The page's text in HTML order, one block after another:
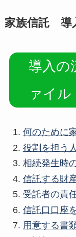
家族信託 導
導入
ァイル
何のために
役割を担う
相続発生時
信託する財
受託者の責
信託口口座
用意する書